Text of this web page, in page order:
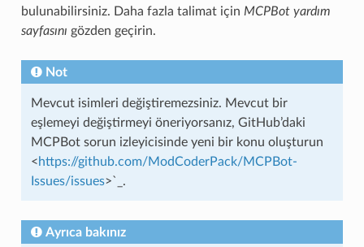
bulunabilirsiniz. Daha fazla talimat için MCPBot yardım
sayfasını gözden geçirin.
Not
Mevcut isimleri değiştiremezsiniz. Mevcut bir
eşlemeyi değiştirmeyi öneriyorsanız, GitHub’daki
MCPBot sorun izleyicisinde yeni bir konu oluşturun
<https://github.com/ModCoderPack/MCPBot-
Issues/issues>`_.
Ayrıca bakınız